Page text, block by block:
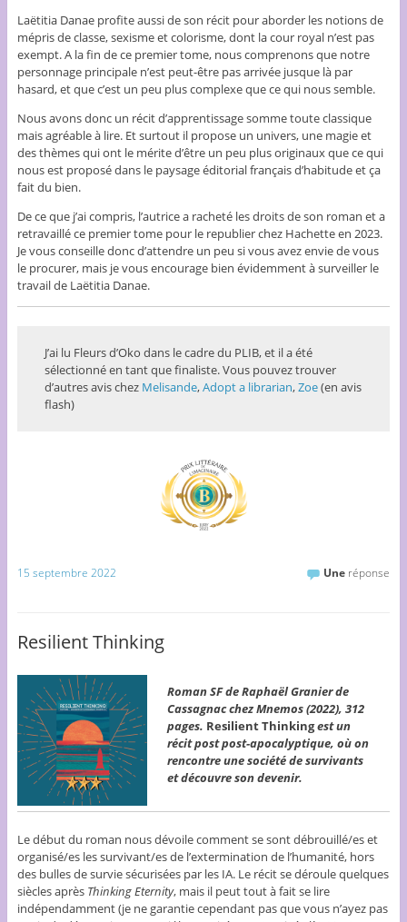
Laëtitia Danae profite aussi de son récit pour aborder les notions de
mépris de classe, sexisme et colorisme, dont la cour royal n’est pas
exempt. A la fin de ce premier tome, nous comprenons que notre
personnage principale n’est peut-être pas arrivée jusque là par
hasard, et que c’est un peu plus complexe que ce qui nous semble.
Nous avons donc un récit d’apprentissage somme toute classique
mais agréable à lire. Et surtout il propose un univers, une magie et
des thèmes qui ont le mérite d’être un peu plus originaux que ce qui
nous est proposé dans le paysage éditorial français d’habitude et ça
fait du bien.
De ce que j’ai compris, l’autrice a racheté les droits de son roman et a
retravaillé ce premier tome pour le republier chez Hachette en 2023.
Je vous conseille donc d’attendre un peu si vous avez envie de vous
le procurer, mais je vous encourage bien évidemment à surveiller le
travail de Laëtitia Danae.
J’ai lu Fleurs d’Oko dans le cadre du PLIB, et il a été
sélectionné en tant que finaliste. Vous pouvez trouver
d’autres avis chez Melisande,Adopt a librarian,Zoe(en avis
flash)
15 septembre 2022 Une réponse
Resilient Thinking
Roman SF de Raphaël Granier de
Cassagnac chez Mnemos (2022), 312
pages. Resilient Thinkingest un
récit post post-apocalyptique, où on
rencontre une société de survivants
et découvre son devenir.
Le début du roman nous dévoile comment se sont débrouillé/es et
organisé/es les survivant/es de l’extermination de l’humanité, hors
des bulles de survie sécurisées par les IA. Le récit se déroule quelques
siècles après Thinking Eternity, mais il peut tout à fait se lire
indépendamment (je ne garantie cependant pas que vous n’ayez pas